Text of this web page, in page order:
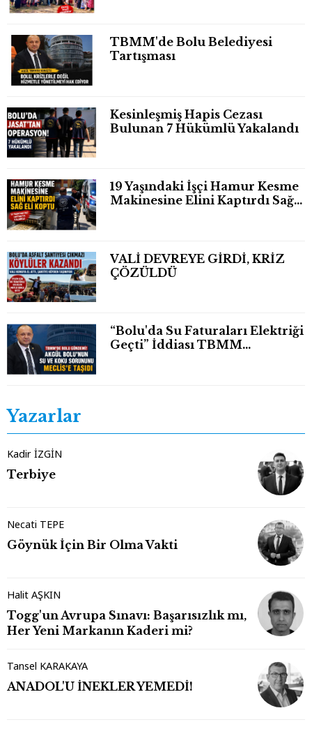
TBMM'de Bolu Belediyesi
Tartışması
Kesinleşmiş Hapis Cezası
Bulunan 7 Hükümlü Yakalandı
19 Yaşındaki İşçi Hamur Kesme
Makinesine Elini Kaptırdı Sağ
VALİ DEVREYE GİRDİ, KRİZ
ÇÖZÜLDÜ
“Bolu'da Su Faturaları Elektriği
Geçti” İddiası TBMM
Yazarlar
Kadir İZGİN
Terbiye
Necati TEPE
Göynük İçin Bir Olma Vakti
Halit AŞKIN
Togg'un Avrupa Sınavı: Başarısızlık mı,
Her Yeni Markanın Kaderi mi?
Tansel KARAKAYA
ANADOL'U İNEKLER YEMEDİ!